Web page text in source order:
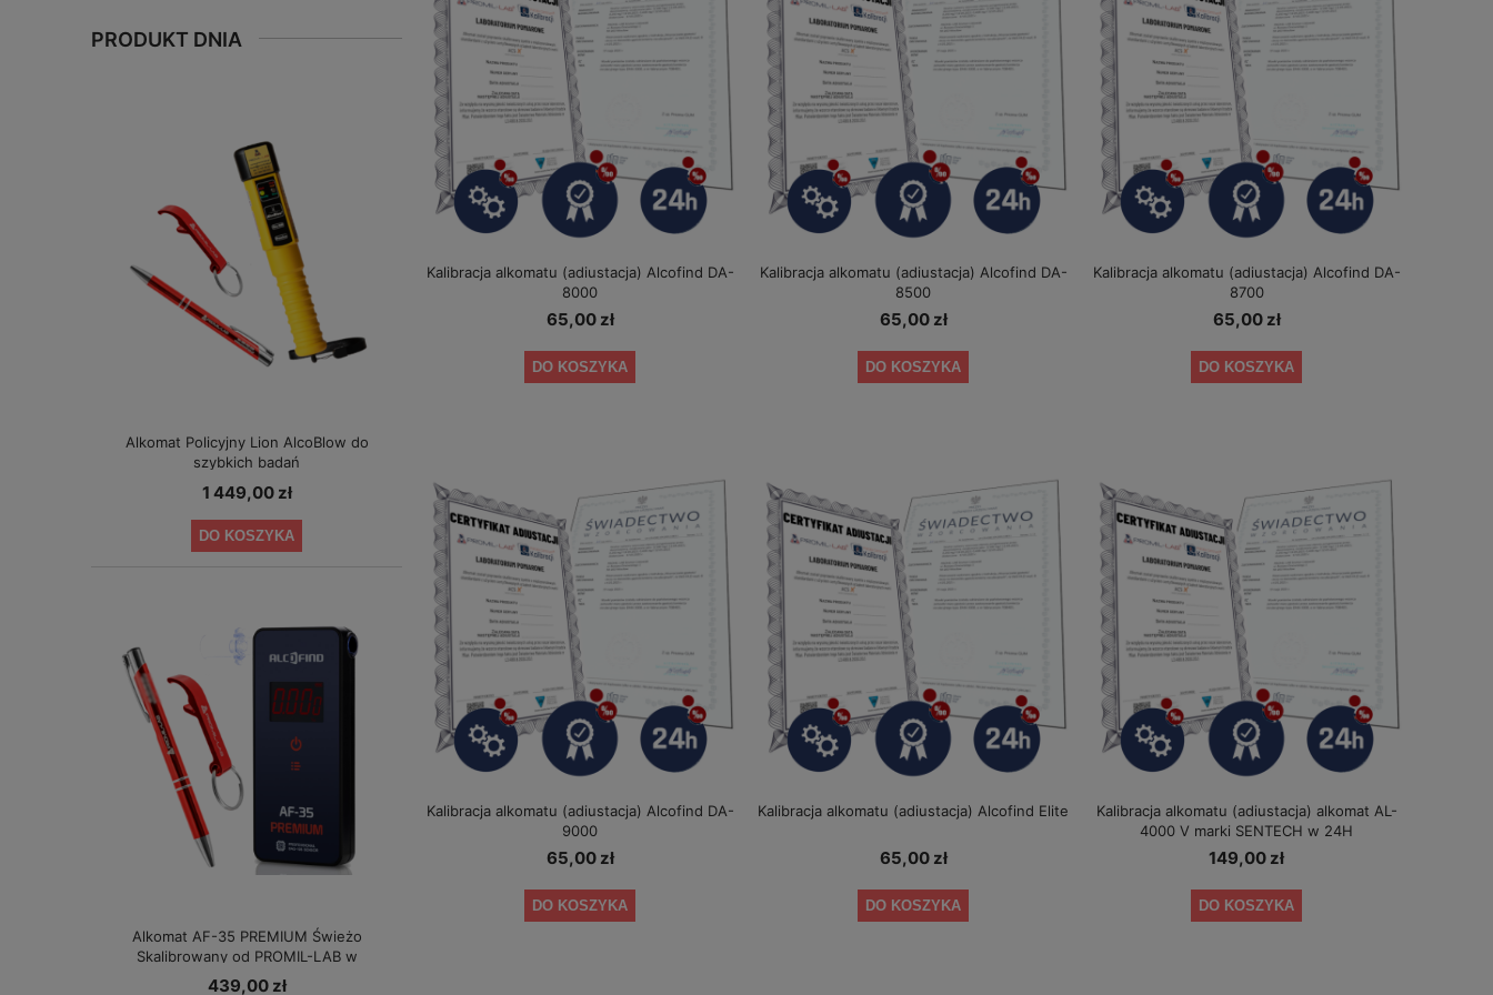
PRODUKT DNIA
Alkomat Policyjny Lion AlcoBlow do
szybkich badań
1 449,00 zł
DO KOSZYKA
Alkomat AF-35 PREMIUM Świeżo
Skalibrowany od PROMIL-LAB w
specjalnej cenie!
439,00 zł
Kalibracja alkomatu (adiustacja) Alcofind DA-
8000
65,00 zł
DO KOSZYKA
Kalibracja alkomatu (adiustacja) Alcofind DA-
8500
65,00 zł
DO KOSZYKA
Kalibracja alkomatu (adiustacja) Alcofind DA-
8700
65,00 zł
DO KOSZYKA
Kalibracja alkomatu (adiustacja) Alcofind DA-
9000
65,00 zł
DO KOSZYKA
Kalibracja alkomatu (adiustacja) Alcofind Elite
65,00 zł
DO KOSZYKA
Kalibracja alkomatu (adiustacja) alkomat AL-
4000 V marki SENTECH w 24H
149,00 zł
DO KOSZYKA